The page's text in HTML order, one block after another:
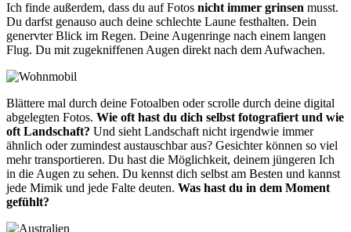
Ich finde außerdem, dass du auf Fotos nicht immer grinsen musst.
Du darfst genauso auch deine schlechte Laune festhalten. Dein
genervter Blick im Regen. Deine Augenringe nach einem langen
Flug. Du mit zugekniffenen Augen direkt nach dem Aufwachen.
Blättere mal durch deine Fotoalben oder scrolle durch deine digital
abgelegten Fotos. Wie oft hast du dich selbst fotografiert und wie
oft Landschaft? Und sieht Landschaft nicht irgendwie immer
ähnlich oder zumindest austauschbar aus? Gesichter können so viel
mehr transportieren. Du hast die Möglichkeit, deinem jüngeren Ich
in die Augen zu sehen. Du kennst dich selbst am Besten und kannst
jede Mimik und jede Falte deuten. Was hast du in dem Moment
gefühlt?